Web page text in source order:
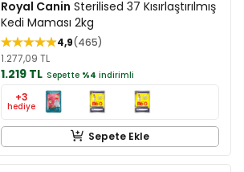
Royal Canin Sterilised 37 Kısırlaştırılmış
Kedi Maması 2kg
4,9 465
1.277,09 TL
1.219 TL Sepette %4 indirimli
+3
hediye
Sepete Ekle